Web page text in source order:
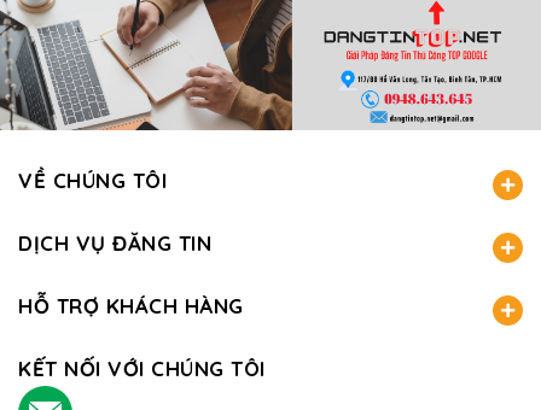
VỀ CHÚNG TÔI
DỊCH VỤ ĐĂNG TIN
HỖ TRỢ KHÁCH HÀNG
KẾT NỐI VỚI CHÚNG TÔI